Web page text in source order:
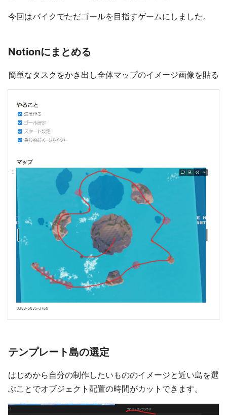
今回はバイクでただゴールを目指すゲームにしました。
Notionにまとめる
簡単なタスクをかき出し全体マップのイメージ画像を貼る
テンプレート島の選定
はじめから自分の制作したいもののイメージと近い島を選
ぶことでオブジェクト配置の時間がカットできます。